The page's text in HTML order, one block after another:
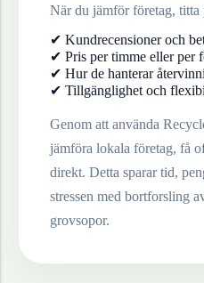
När du jämför företag, titta
✔ Kundrecensioner och
✔ Pris per timme eller per
✔ Hur de hanterar
✔ Tillgänglighet och
Genom att använda
jämföra lokala företag, få
direkt. Detta sparar tid,
stressen med bortforsling
grovsopor.